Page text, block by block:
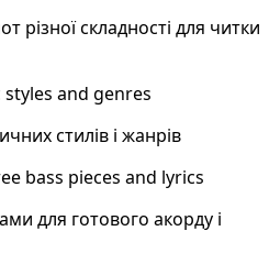
різної складності для читки
and genres
стилів і жанрів
bass pieces and lyrics
для готового акорду і